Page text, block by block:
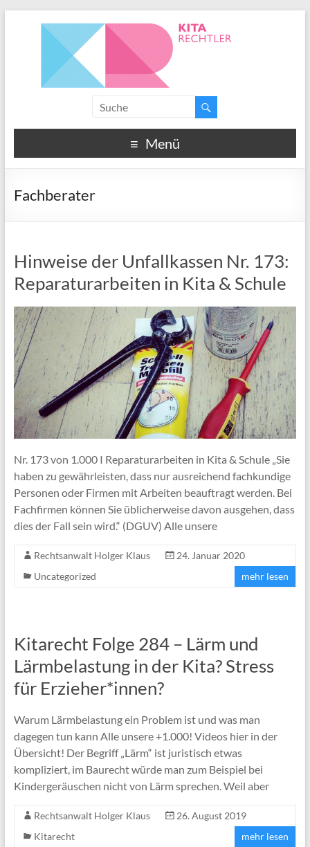
Menü
Fachberater
Hinweise der Unfallkassen Nr. 173:
Reparaturarbeiten in Kita & Schule
Nr. 173 von 1.000 I Reparaturarbeiten in Kita & Schule „Sie
haben zu gewährleisten, dass nur ausreichend fachkundige
Personen oder Firmen mit Arbeiten beauftragt werden. Bei
Fachfirmen können Sie üblicherweise davon ausgehen, dass
dies der Fall sein wird.“ (DGUV) Alle unsere
Rechtsanwalt Holger Klaus
24. Januar 2020
Uncategorized
mehr lesen
Kitarecht Folge 284 – Lärm und
Lärmbelastung in der Kita? Stress
für Erzieher*innen?
Warum Lärmbelastung ein Problem ist und was man
dagegen tun kann Alle unsere +1.000! Videos hier in der
Übersicht! Der Begriff „Lärm“ ist juristisch etwas
kompliziert, im Baurecht würde man zum Beispiel bei
Kindergeräuschen nicht von Lärm sprechen. Weil aber
Rechtsanwalt Holger Klaus
26. August 2019
Kitarecht
mehr lesen